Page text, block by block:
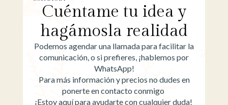
Cuéntame tu idea y
hagámosla realidad
Podemos agendar una llamada para facilitar la
comunicación, o si prefieres, ¡hablemos por
WhatsApp!
Para más información y precios no dudes en
ponerte en contacto conmigo
¡Estoy aquí para ayudarte con cualquier duda!